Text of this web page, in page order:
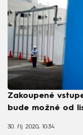
Zakoupené
bude možné od
30. říj 2020, 10:34